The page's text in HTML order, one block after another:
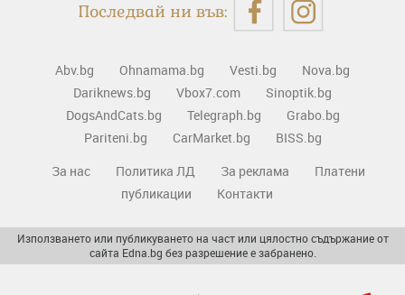
Последвай ни във:
Abv.bg Ohnamama.bg Vesti.bg
Nova.bg
Dariknews.bg
Vbox7.com
Sinoptik.bg
DogsAndCats.bg
Telegraph.bg
Grabo.bg
Pariteni.bg
CarMarket.bg
BISS.bg
За нас
Политика ЛД За реклама
Платени
публикации
Контакти
Използването или публикуването на част или цялостно съдържание от
сайта Edna.bg без разрешение е забранено.